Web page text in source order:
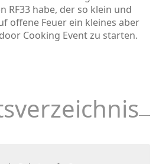
RF33 habe, der so klein und
offene Feuer ein kleines aber
Cooking Event zu starten.